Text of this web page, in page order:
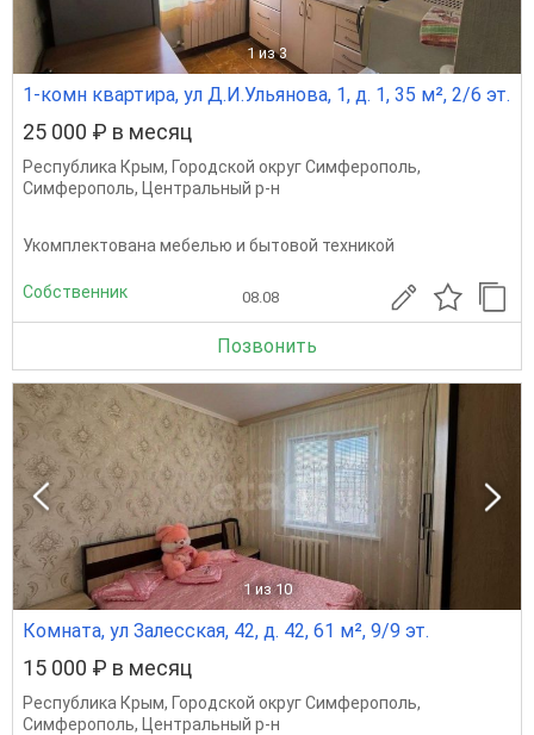
1 из 3
1-комн квартира, ул Д.И.Ульянова, 1, д. 1, 35 м², 2/6 эт.
25 000 ₽ в месяц
Республика Крым, Городской округ Симферополь,
Симферополь, Центральный р-н
Укомплектована мебелью и бытовой техникой
Собственник 08.08
Позвонить
1 из 10
Комната, ул Залесская, 42, д. 42, 61 м², 9/9 эт.
15 000 ₽ в месяц
Республика Крым, Городской округ Симферополь,
Симферополь, Центральный р-н